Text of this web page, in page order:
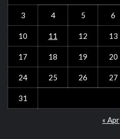
3 4 5 6
10 11 12 13
17 18 19 20
24 25 26 27
31
« Apr